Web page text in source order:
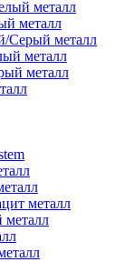
металл
металл
Серый металл
металл
металл
металл
металл